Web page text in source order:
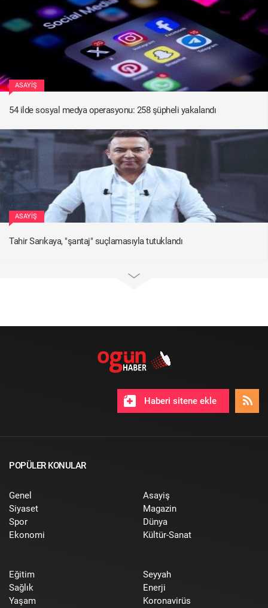
ASAYIŞ
54 ilde sosyal medya operasyonu: 258 şüpheli yakalandı
ASAYIŞ
Tahir Sarıkaya, "şantaj" suçlamasıyla tutuklandı
Haberi sitene ekle
POPÜLER KONULAR
Genel
Siyaset
Spor
Ekonomi
Asayiş
Magazin
Dünya
Kültür-Sanat
Eğitim
Sağlık
Yaşam
Seyyah
Enerji
Koronavirüs